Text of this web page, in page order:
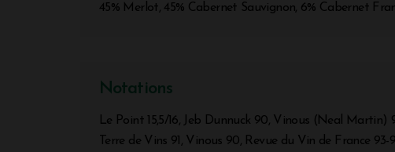
45% Merlot, 45% Cabernet Sauvignon, 6% Cabernet
Notations
Le Point 15,5/16, Jeb Dunnuck 90, Vinous (Neal Martin)
Terre de Vins 91, Vinous 90, Revue du Vin de France 93-